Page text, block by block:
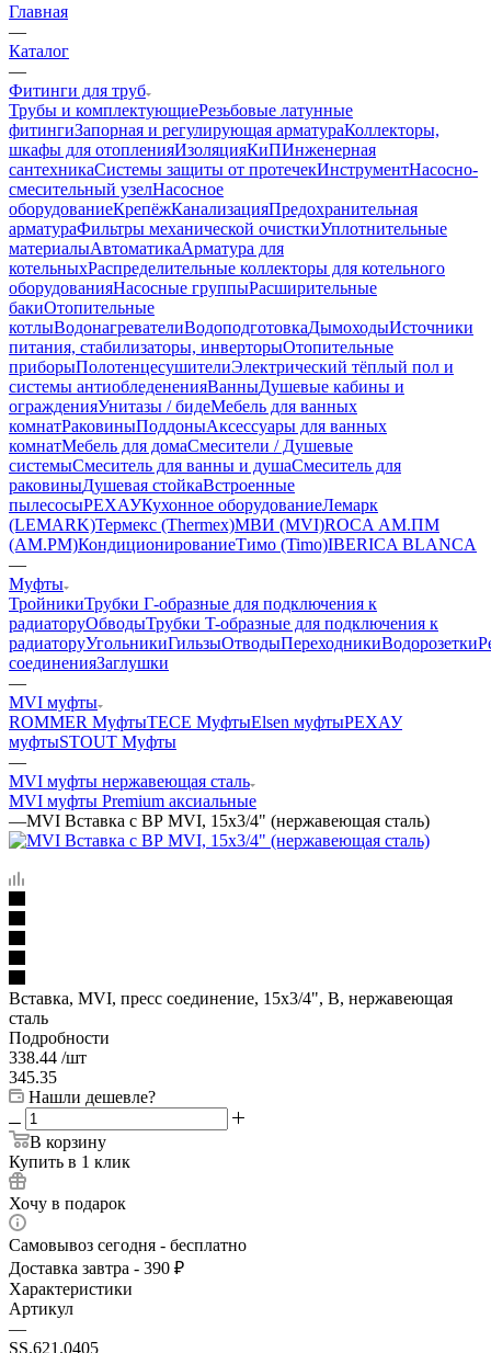
Главная
—
Каталог
—
Фитинги для труб
Трубы и комплектующиеРезьбовые латунные
фитингиЗапорная и регулирующая арматураКоллекторы,
шкафы для отопленияИзоляцияКиПИнженерная
сантехникаСистемы защиты от протечекИнструментНасосно-
смесительный узелНасосное
оборудованиеКрепёжКанализацияПредохранительная
арматураФильтры механической очисткиУплотнительные
материалыАвтоматикаАрматура для
котельныхРаспределительные коллекторы для котельного
оборудованияНасосные группыРасширительные
бакиОтопительные
котлыВодонагревателиВодоподготовкаДымоходыИсточники
питания, стабилизаторы, инверторыОтопительные
приборыПолотенцесушителиЭлектрический тёплый пол и
системы антиобледененияВанныДушевые кабины и
огражденияУнитазы / бидеМебель для ванных
комнатРаковиныПоддоныАксессуары для ванных
комнатМебель для домаСмесители / Душевые
системыСмеситель для ванны и душаСмеситель для
раковиныДушевая стойкаВстроенные
пылесосыРЕХАУКухонное оборудованиеЛемарк
(LEMARK)Термекс (Thermex)МВИ (MVI)ROCA АМ.ПМ
(AM.PM)КондиционированиеТимо (Timo)IBERICA BLANCA
—
Муфты
ТройникиТрубки Г-образные для подключения к
радиаторуОбводыТрубки T-образные для подключения к
радиаторуУгольникиГильзыОтводыПереходникиВодорозетки
соединенияЗаглушки
—
MVI муфты
ROMMER МуфтыTECE МуфтыElsen муфтыРЕХАУ
муфтыSTOUT Муфты
—
MVI муфты нержавеющая сталь
MVI муфты Premium аксиальные
—MVI Вставка с ВР MVI, 15х3/4" (нержавеющая сталь)
Вставка, MVI, пресс соединение, 15х3/4", В, нержавеющая
сталь
Подробности
338.44 /шт
345.35
Нашли дешевле?
В корзину
Купить в 1 клик
Хочу в подарок
Самовывоз сегодня - бесплатно
Доставка завтра - 390 ₽
Характеристики
Артикул
—
SS.621.0405